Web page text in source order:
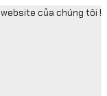
website của chúng tôi !